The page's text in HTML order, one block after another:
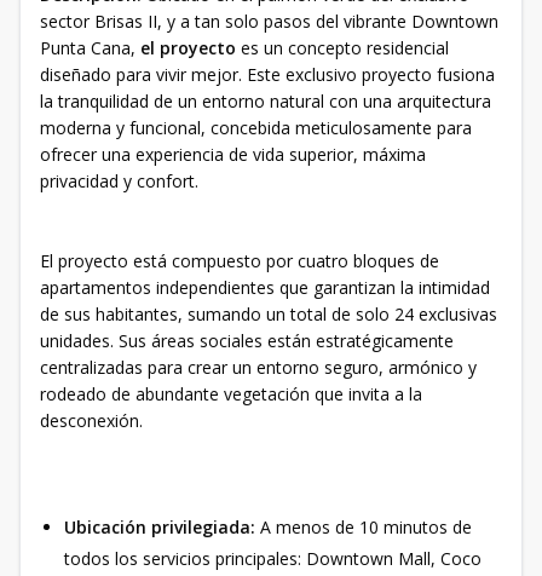
sector Brisas II, y a tan solo pasos del vibrante Downtown
Punta Cana, el proyecto es un concepto residencial
diseñado para vivir mejor. Este exclusivo proyecto fusiona
la tranquilidad de un entorno natural con una arquitectura
moderna y funcional, concebida meticulosamente para
ofrecer una experiencia de vida superior, máxima
privacidad y confort.
El proyecto está compuesto por cuatro bloques de
apartamentos independientes que garantizan la intimidad
de sus habitantes, sumando un total de solo 24 exclusivas
unidades. Sus áreas sociales están estratégicamente
centralizadas para crear un entorno seguro, armónico y
rodeado de abundante vegetación que invita a la
desconexión.
Ubicación privilegiada: A menos de 10 minutos de
todos los servicios principales: Downtown Mall, Coco